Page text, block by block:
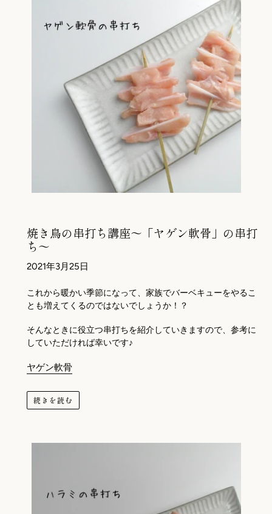
焼き鳥の串打ち講座～「ヤゲン軟骨」の串打
ち～
2021年3月25日
これから暖かい季節になって、家族でバーベキューをやるこ
とも増えてくるのではないでしょうか！？
そんなときに役立つ串打ちを紹介していきますので、参考に
していただければ幸いです♪
ヤゲン軟骨
続きを読む